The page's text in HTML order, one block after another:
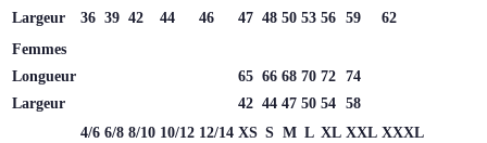
Largeur
36 39 42 44 46 47 48 50 53 56 59
62
Femmes
Longueur
65 66 68 70 72 74
Largeur
42 44 47 50 54 58
4/6 6/8 8/10 10/12 12/14 XS S M L XL XXL XXXL